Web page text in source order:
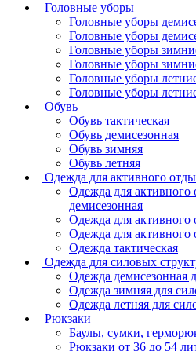
Головные уборы
Головные уборы
Головные уборы
Головные уборы
Головные уборы
Головные уборы
Головные уборы
Обувь
Обувь тактическая
Обувь демисезонная
Обувь зимняя
Обувь летняя
Одежда для активного
Одежда для активного
демисезонная
Одежда для активного
Одежда для активного
Одежда тактическая
Одежда для силовых
Одежда демисезонная
Одежда зимняя для
Одежда летняя для
Рюкзаки
Баулы, сумки,
Рюкзаки от 36 до 54